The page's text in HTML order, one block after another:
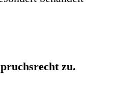
zu.